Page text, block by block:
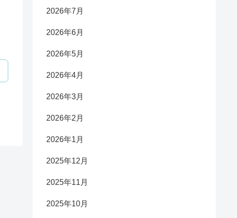
2026年7月
2026年6月
2026年5月
2026年4月
2026年3月
2026年2月
2026年1月
2025年12月
2025年11月
2025年10月